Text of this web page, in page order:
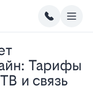
Тарифы
и связь